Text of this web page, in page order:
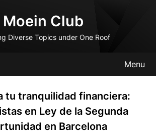
Moein Club
Diverse Topics under One Roof
Menu
tu tranquilidad financiera:
en Ley de la Segunda
en Barcelona